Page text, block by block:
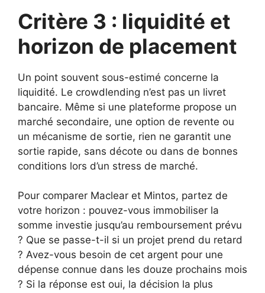
Critère 3 : liquidité et
horizon de placement
Un point souvent sous-estimé concerne la
liquidité. Le crowdlending n’est pas un livret
bancaire. Même si une plateforme propose un
marché secondaire, une option de revente ou
un mécanisme de sortie, rien ne garantit une
sortie rapide, sans décote ou dans de bonnes
conditions lors d’un stress de marché.
Pour comparer Maclear et Mintos, partez de
votre horizon : pouvez-vous immobiliser la
somme investie jusqu’au remboursement prévu
? Que se passe-t-il si un projet prend du retard
? Avez-vous besoin de cet argent pour une
dépense connue dans les douze prochains mois
? Si la réponse est oui, la décision la plus